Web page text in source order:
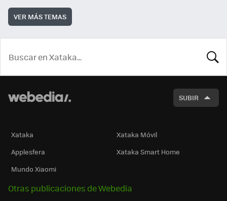
VER MÁS TEMAS
SUBIR
Xataka
Xataka Móvil
Applesfera
Xataka Smart Home
Mundo Xiaomi
Otras publicaciones de Webedia